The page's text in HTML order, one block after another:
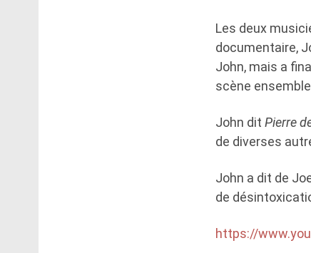
Les deux
documentaire,
John, mais a
scène
John dit Pierre
de diverses
John a dit de
de
https://